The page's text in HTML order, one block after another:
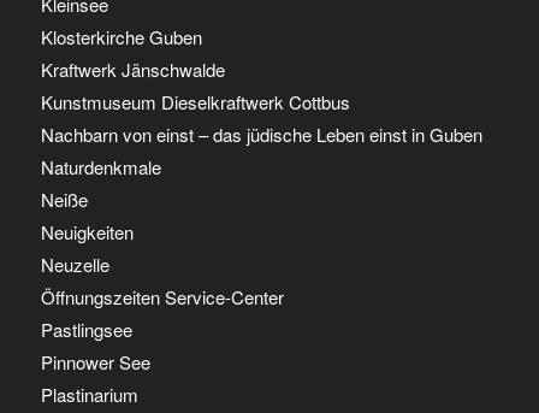
Klosterkirche Guben
Kraftwerk Jänschwalde
Kunstmuseum Dieselkraftwerk Cottbus
Nachbarn von einst – das jüdische Leben einst in Guben
Naturdenkmale
Neiße
Neuigkeiten
Neuzelle
Öffnungszeiten Service-Center
Pastlingsee
Pinnower See
Plastinarium